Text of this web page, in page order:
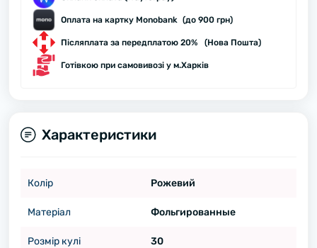
Оплата на картку Monobank (до 900 грн)
Післяплата за передплатою 20% (Нова Пошта)
Готівкою при самовивозі у м.Харків
Характеристики
Колір Рожевий
Матеріал Фольгированные
Розмір кулі 30